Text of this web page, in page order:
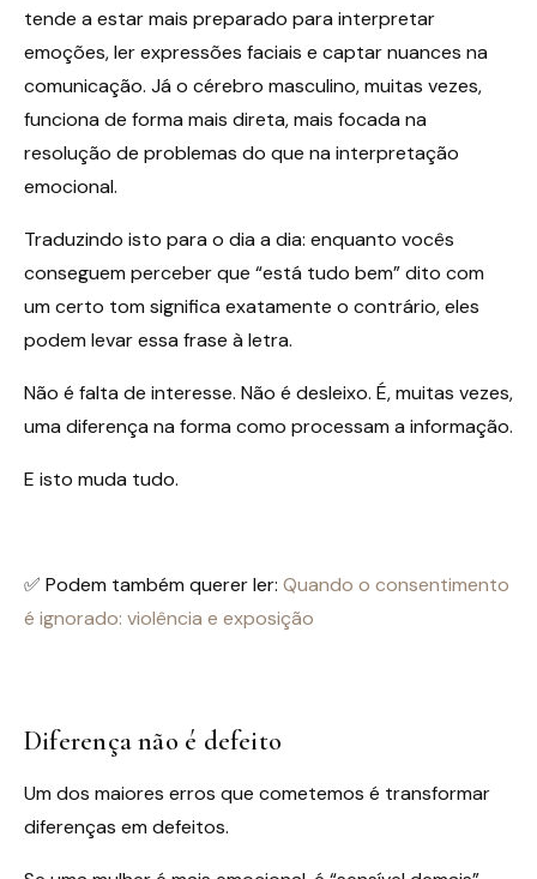
tende a estar mais preparado para interpretar
emoções, ler expressões faciais e captar nuances na
comunicação. Já o cérebro masculino, muitas vezes,
funciona de forma mais direta, mais focada na
resolução de problemas do que na interpretação
emocional.
Traduzindo isto para o dia a dia: enquanto vocês
conseguem perceber que “está tudo bem” dito com
um certo tom significa exatamente o contrário, eles
podem levar essa frase à letra.
Não é falta de interesse. Não é desleixo. É, muitas vezes,
uma diferença na forma como processam a informação.
E isto muda tudo.
✅ Podem também querer ler: Quando o consentimento
é ignorado: violência e exposição
Diferença não é defeito
Um dos maiores erros que cometemos é transformar
diferenças em defeitos.